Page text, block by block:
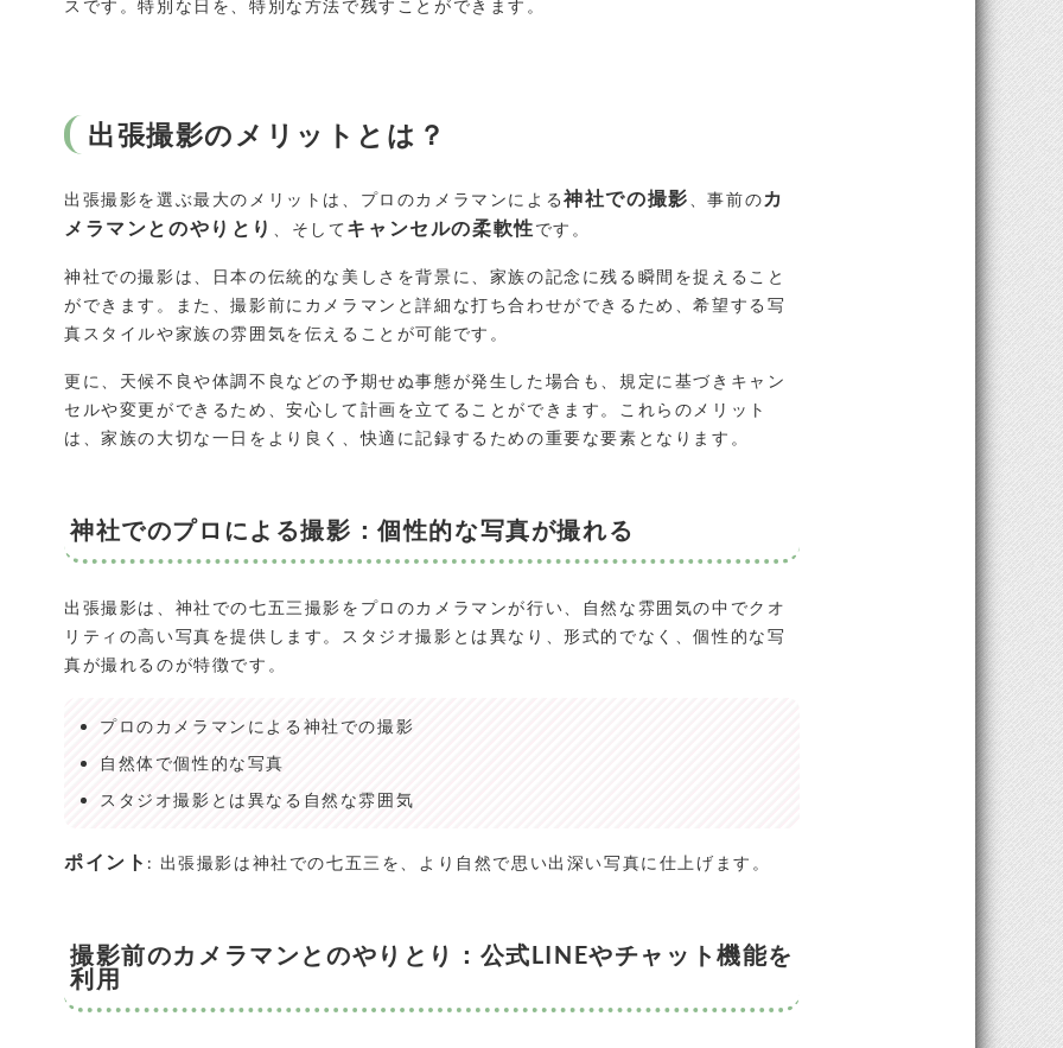
スです。特別な日を、特別な方法で残すことができます。
出張撮影のメリットとは？
出張撮影を選ぶ最大のメリットは、プロのカメラマンによる神社での撮影 、事前のカ
メラマンとのやりとり
、そしてキャンセルの柔軟性です。
神社での撮影は、日本の伝統的な美しさを背景に、家族の記念に残る瞬間を捉えること
ができます。また、撮影前にカメラマンと詳細な打ち合わせができるため、希望する写
真スタイルや家族の雰囲気を伝えることが可能です。
更に、天候不良や体調不良などの予期せぬ事態が発生した場合も、規定に基づきキャン
セルや変更ができるため、安心して計画を立てることができます。これらのメリット
は、家族の大切な一日をより良く、快適に記録するための重要な要素となります。
神社でのプロによる撮影：個性的な写真が撮れる
出張撮影は、神社での七五三撮影をプロのカメラマンが行い、自然な雰囲気の中でクオ
リティの高い写真を提供します。スタジオ撮影とは異なり、形式的でなく、個性的な写
真が撮れるのが特徴です。
プロのカメラマンによる神社での撮影
自然体で個性的な写真
スタジオ撮影とは異なる自然な雰囲気
ポイント : 出張撮影は神社での七五三を、より自然で思い出深い写真に仕上げます。
撮影前のカメラマンとのやりとり：公式LINEやチャット機能を
利用